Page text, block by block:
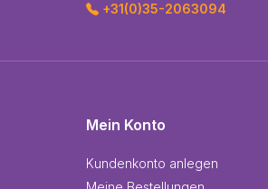
+31(0)35-2063094
Mein Konto
Kundenkonto anlegen